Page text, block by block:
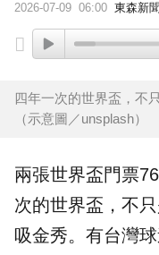
2026-07-09 06:00 東森新聞
四年一次的世界盃，不
（示意圖／unsplash）
兩張世界盃門票
次的世界盃，不
吸金秀。有台灣